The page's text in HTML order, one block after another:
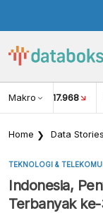
Makro
USD/IDR 17.968
Home Data Stories
TEKNOLOGI &
Indonesia,
Terbanyak